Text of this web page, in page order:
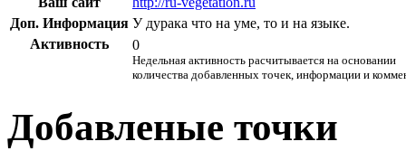
Доп. Информация У дурака что на уме, то и на языке.
Активность
0
Недельная активность расчитывается на основании
количества добавленных точек, информации и
Добавленые точки